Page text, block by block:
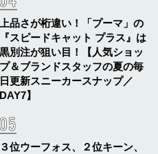
上品さが桁違い！「プーマ」の
『スピードキャット プラス』は
黒別注が狙い目！【人気ショッ
プ＆ブランドスタッフの夏の毎
日更新スニーカースナップ／
DAY7】
３位ウーフォス、２位キーン、